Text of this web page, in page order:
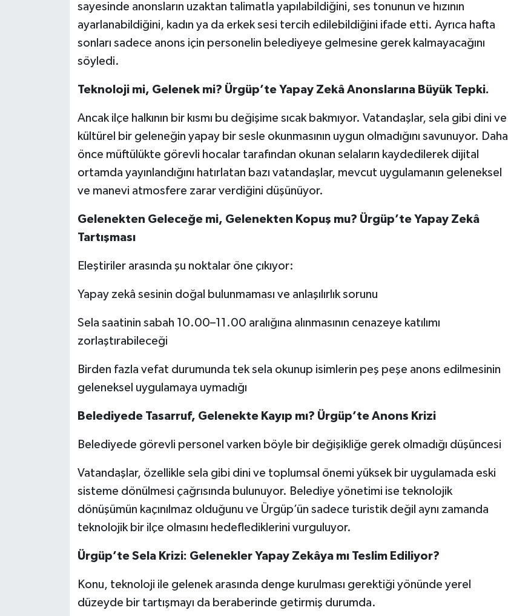
sayesinde anonsların uzaktan talimatla yapılabildiğini, ses tonunun ve hızının
ayarlanabildiğini, kadın ya da erkek sesi tercih edilebildiğini ifade etti. Ayrıca hafta
sonları sadece anons için personelin belediyeye gelmesine gerek kalmayacağını
söyledi.
Teknoloji mi, Gelenek mi? Ürgüp’te Yapay Zekâ Anonslarına Büyük Tepki.
Ancak ilçe halkının bir kısmı bu değişime sıcak bakmıyor. Vatandaşlar, sela gibi dini ve
kültürel bir geleneğin yapay bir sesle okunmasının uygun olmadığını savunuyor. Daha
önce müftülükte görevli hocalar tarafından okunan selaların kaydedilerek dijital
ortamda yayınlandığını hatırlatan bazı vatandaşlar, mevcut uygulamanın geleneksel
ve manevi atmosfere zarar verdiğini düşünüyor.
Gelenekten Geleceğe mi, Gelenekten Kopuş mu? Ürgüp’te Yapay Zekâ
Tartışması
Eleştiriler arasında şu noktalar öne çıkıyor:
Yapay zekâ sesinin doğal bulunmaması ve anlaşılırlık sorunu
Sela saatinin sabah 10.00–11.00 aralığına alınmasının cenazeye katılımı
zorlaştırabileceği
Birden fazla vefat durumunda tek sela okunup isimlerin peş peşe anons edilmesinin
geleneksel uygulamaya uymadığı
Belediyede Tasarruf, Gelenekte Kayıp mı? Ürgüp’te Anons Krizi
Belediyede görevli personel varken böyle bir değişikliğe gerek olmadığı düşüncesi
Vatandaşlar, özellikle sela gibi dini ve toplumsal önemi yüksek bir uygulamada eski
sisteme dönülmesi çağrısında bulunuyor. Belediye yönetimi ise teknolojik
dönüşümün kaçınılmaz olduğunu ve Ürgüp’ün sadece turistik değil aynı zamanda
teknolojik bir ilçe olmasını hedeflediklerini vurguluyor.
Ürgüp’te Sela Krizi: Gelenekler Yapay Zekâya mı Teslim Ediliyor?
Konu, teknoloji ile gelenek arasında denge kurulması gerektiği yönünde yerel
düzeyde bir tartışmayı da beraberinde getirmiş durumda.